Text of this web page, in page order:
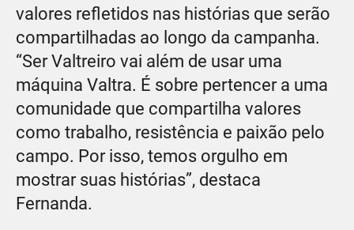
valores refletidos nas histórias que serão
compartilhadas ao longo da campanha.
“Ser Valtreiro vai além de usar uma
máquina Valtra. É sobre pertencer a uma
comunidade que compartilha valores
como trabalho, resistência e paixão pelo
campo. Por isso, temos orgulho em
mostrar suas histórias”, destaca
Fernanda.